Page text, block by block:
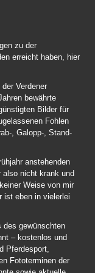
03zu der
erreicht haben, hier
Verdener
bewährte
Bilder für
Fohlen
, Galopp-, Stand-
anstehenden
also nicht krank und
Weise von mir
ist eben in vielerlei
des gewünschten
– kostenlos und
Pferdesport,
Fototerminen der